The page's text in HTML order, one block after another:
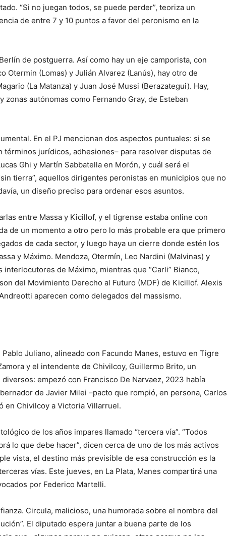
“Si no juegan todos, se puede perder”, teoriza un
de entre 7 y 10 puntos a favor del peronismo en la
de postguerra. Así como hay un eje camporista, con
Otermin (Lomas) y Julián Alvarez (Lanús), hay otro de
(La Matanza) y Juan José Mussi (Berazategui). Hay,
zonas autónomas como Fernando Gray, de Esteban
En el PJ mencionan dos aspectos puntuales: si se
términos jurídicos, adhesiones– para resolver disputas de
Ghi y Martín Sabbatella en Morón, y cuál será el
tierra”, aquellos dirigentes peronistas en municipios que no
un diseño preciso para ordenar esos asuntos.
entre Massa y Kicillof, y el tigrense estaba online con
de un momento a otro pero lo más probable era que primero
de cada sector, y luego haya un cierre donde estén los
y Máximo. Mendoza, Otermín, Leo Nardini (Malvinas) y
de Máximo, mientras que “Carli” Bianco,
del Movimiento Derecho al Futuro (MDF) de Kicillof. Alexis
aparecen como delegados del massismo.
Juliano, alineado con Facundo Manes, estuvo en Tigre
y el intendente de Chivilcoy, Guillermo Brito, un
empezó con Francisco De Narvaez, 2023 había
de Javier Milei –pacto que rompió, en persona, Carlos
en Chivilcoy a Victoria Villarruel.
de los años impares llamado “tercera vía”. “Todos
lo que debe hacer”, dicen cerca de uno de los más activos
vista, el destino más previsible de esa construcción es la
vías. Este jueves, en La Plata, Manes compartirá una
por Federico Martelli.
Circula, malicioso, una humorada sobre el nombre del
El diputado espera juntar a buena parte de los